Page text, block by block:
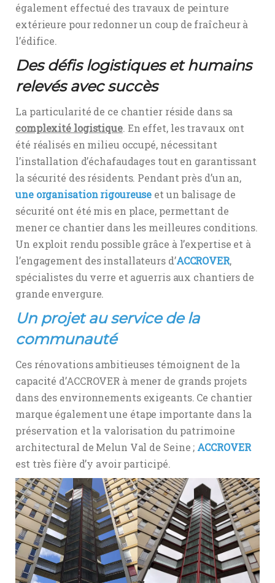
également effectué des travaux de peinture
extérieure pour redonner un coup de fraîcheur à
l’édifice.
Des défis logistiques et humains
relevés avec succès
La particularité de ce chantier réside dans sa
complexité logistique. En effet, les travaux ont
été réalisés en milieu occupé, nécessitant
l’installation d’échafaudages tout en garantissant
la sécurité des résidents. Pendant près d’un an,
une organisation rigoureuse et un balisage de
sécurité ont été mis en place, permettant de
mener ce chantier dans les meilleures conditions.
Un exploit rendu possible grâce à l’expertise et à
l’engagement des installateurs d’ACCROVER,
spécialistes du verre et aguerris aux chantiers de
grande envergure.
Un projet au service de la
communauté
Ces rénovations ambitieuses témoignent de la
capacité d’ACCROVER à mener de grands projets
dans des environnements exigeants. Ce chantier
marque également une étape importante dans la
préservation et la valorisation du patrimoine
architectural de Melun Val de Seine ; ACCROVER
est très fière d’y avoir participé.